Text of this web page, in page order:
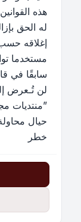
هذه
له الحق
إغلاقه
مستخدما
سابقًا في
لن تُـعرض
حيال
خطر